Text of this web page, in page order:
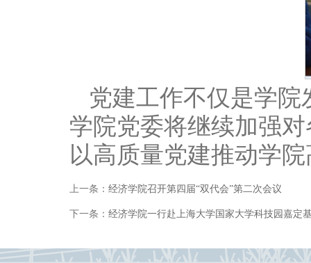
党建工作不仅是学
学院党委将继续加强
以高质量党建推动学
上一条： 经济学院召开第四届“双代会”第二次会议
下一条： 经济学院一行赴上海大学国家大学科技园嘉定